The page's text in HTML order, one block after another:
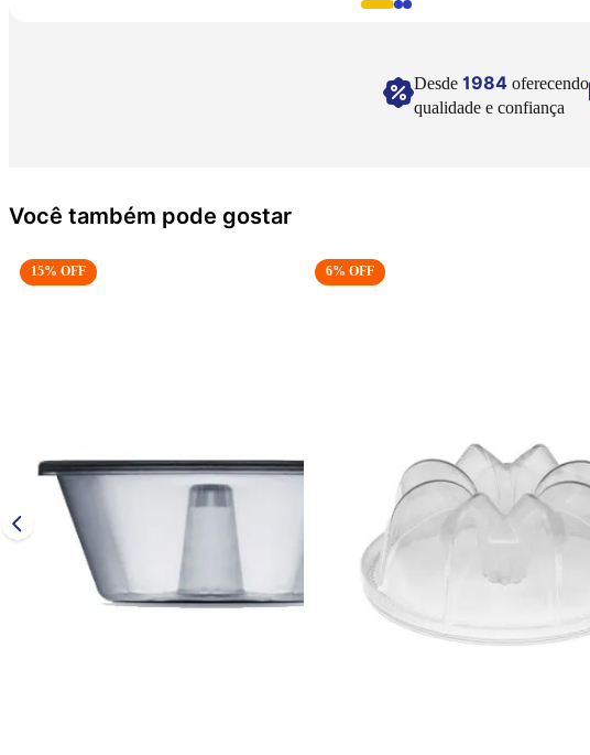
Desde 1984 oferecendo
qualidade e confiança
Você também pode gostar
15% OFF 6% OFF